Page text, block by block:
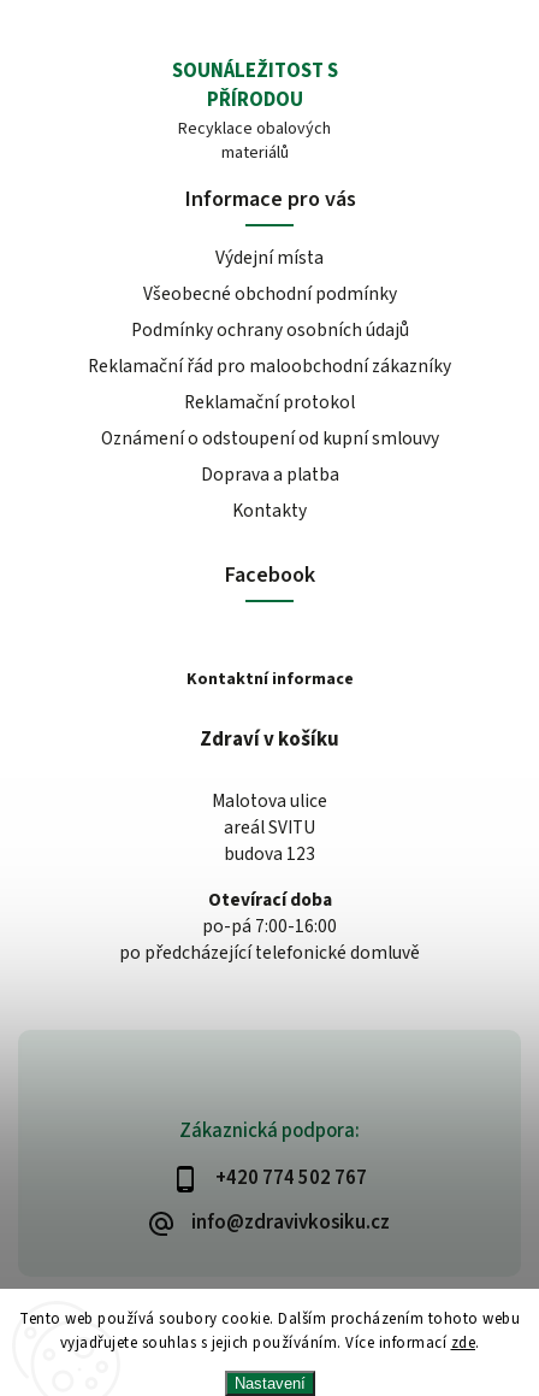
Tento web používá soubory cookie. Dalším procházením tohoto webu
vyjadřujete souhlas s jejich používáním. Více informací zde.
Nastavení
SOUNÁLEŽITOST S
PŘÍRODOU
Recyklace obalových
materiálů
Zákaznická podpora:
+420 774 502 767
info@zdravivkosiku.cz
Informace pro vás
Výdejní místa
Všeobecné obchodní podmínky
Podmínky ochrany osobních údajů
Reklamační řád pro maloobchodní zákazníky
Reklamační protokol
Oznámení o odstoupení od kupní smlouvy
Doprava a platba
Kontakty
Facebook
Kontaktní informace
Zdraví v košíku
Malotova ulice
areál SVITU
budova 123
Otevírací doba
po-pá 7:00-16:00
po předcházející telefonické domluvě
www.zdravivkosiku.cz